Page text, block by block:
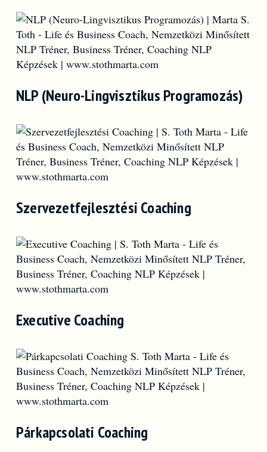
NLP (Neuro-Lingvisztikus Programozás)
Szervezetfejlesztési Coaching
Executive Coaching
Párkapcsolati Coaching